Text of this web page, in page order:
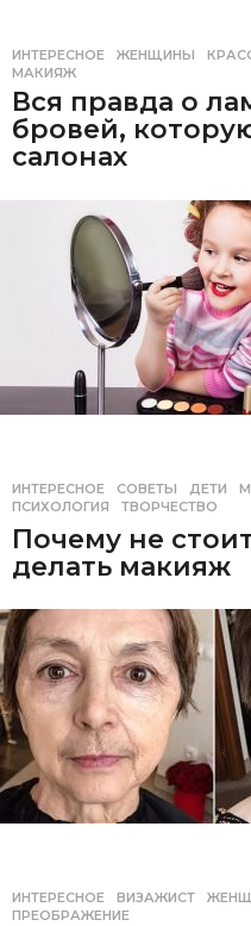
ИНТЕРЕСНОЕ ЖЕНЩИНЫ ,
МАКИЯЖ
Вся правда о
бровей,
салонах
ИНТЕРЕСНОЕ ,СОВЕТЫ ДЕТИ ,
ПСИХОЛОГИЯ
,ТВОРЧЕСТВО
Почему не
делать макияж
ИНТЕРЕСНОЕ ВИЗАЖИСТ ,
ПРЕОБРАЖЕНИЕ